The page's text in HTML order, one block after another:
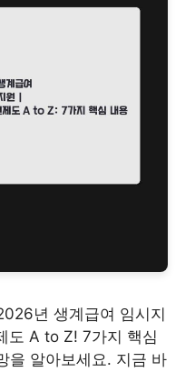
년 생계급여 임시지
도 A to Z! 7가지 핵심
을 알아보세요. 지금 바